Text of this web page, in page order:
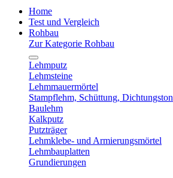
Home
Test und Vergleich
Rohbau
Zur Kategorie Rohbau
Lehmputz
Lehmsteine
Lehmmauermörtel
Stampflehm, Schüttung, Dichtungston
Baulehm
Kalkputz
Putzträger
Lehmklebe- und Armierungsmörtel
Lehmbauplatten
Grundierungen